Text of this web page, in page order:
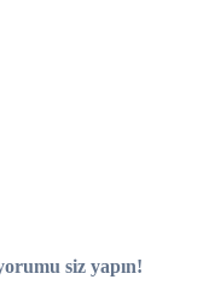
siz yapın!